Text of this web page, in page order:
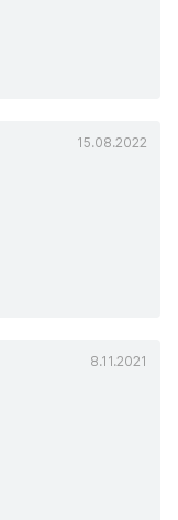
15.08.2022
8.11.2021